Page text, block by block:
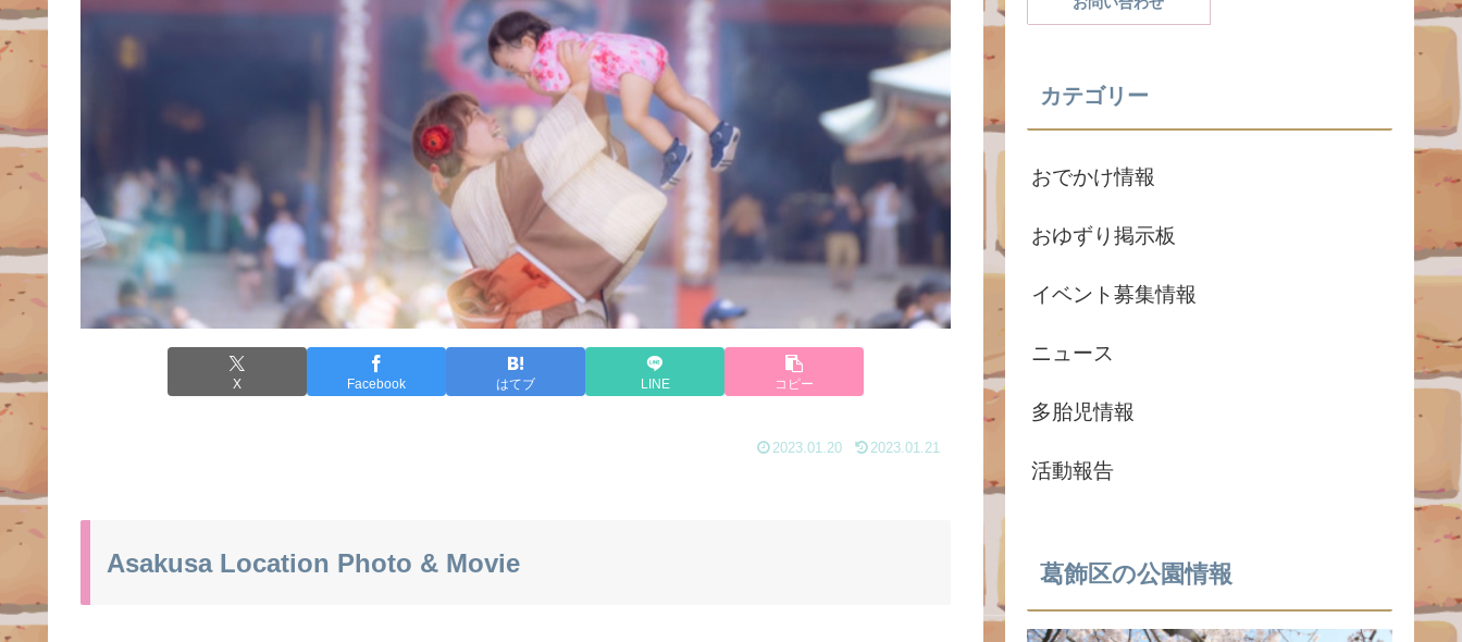
X Facebook はてブ LINE コピー
2023.01.20 2023.01.21
Asakusa Location Photo & Movie
カテゴリー
おでかけ情報
おゆずり掲示板
イベント募集情報
ニュース
多胎児情報
活動報告
葛飾区の公園情報